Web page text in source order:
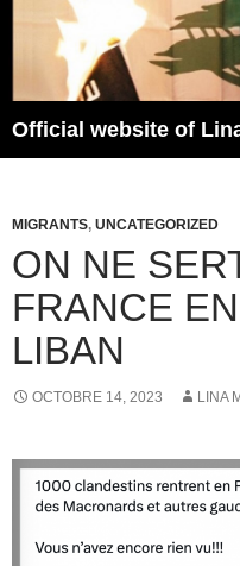
Official website of
MIGRANTS, UNCATEGORIZED
ON NE
FRANCE
LIBAN
OCTOBRE 14, 2023 LINA